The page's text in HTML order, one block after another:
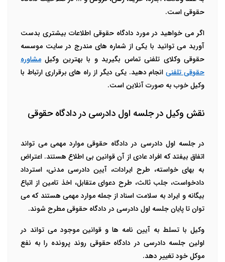
حقوقی است.
اگر می خواهید در مورد دادگاه حقوقی اطلاعات بیشتری بدست
آورید می توانید با یکی از شماره های مندرج در سایت موسسه
حقوقی وکلای تلفنی تماس بگیرید و با بهترین وکیل مشاوره
حقوقی تلفنیانجام دهید. یکی دیگر از راه های برقراری ارتباط با
وکیل خوب به صورت آنلاین است.
نقش وکیل در جلسه اول دادرسی در دادگاه حقوقی
در جلسه اول دادرسی در دادگاه حقوقی موارد مهمی می تواند
اتفاق بیفتد که افراد عادی از آن قوانین بی اطلاع هستند. اعتراض
به بهای خواسته، طرح ایرادات، آیین دادرسی مدنی، استرداد
دادخواست، جلب ثالث، طرح دعوای متقابل، اخذ تامین از اتباع
بیگانه و ایراد به سلامت اسناد از جمله موارد مهمی هستند که می
توان تا پایان جلسه اول دادرسی در دادگاه حقوقی مطرح شوند.
وکیل با تسلط به آیین نامه ها و قوانین موجود می تواند در
اولین جلسه دادرسی در دادگاه حقوقی روند پرونده را به نفع
موکل خود تغییر دهد.